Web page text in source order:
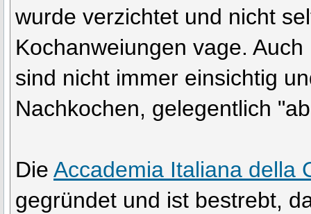
wurde verzichtet und nicht
Kochanweiungen vage.
sind nicht immer einsichtig
Nachkochen, gelegentlich
DieAccademia Italiana della
gegründet und ist bestrebt,